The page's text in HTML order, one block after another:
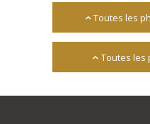
Toutes les
Toutes les